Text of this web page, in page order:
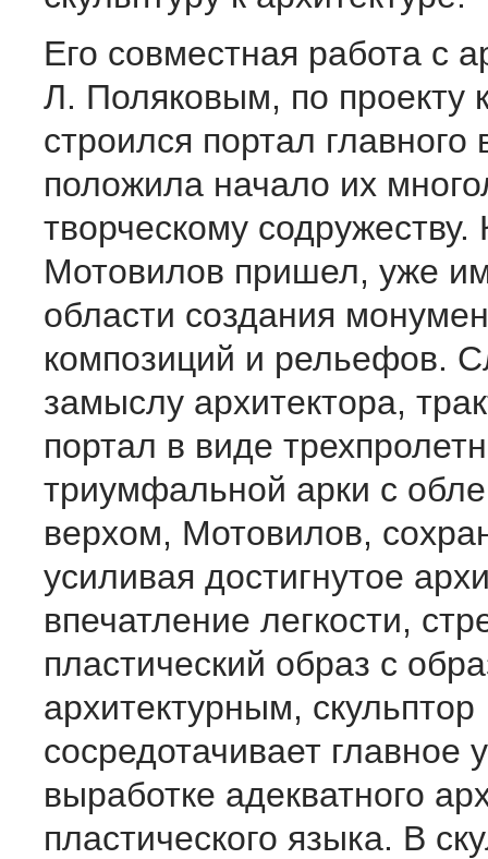
Его совместная работа с
Л. Поляковым, по проекту
строился портал главного
положила начало их
творческому содружеству.
Мотовилов пришел, уже
области создания
композиций и рельефов.
замыслу архитектора,
портал в виде
триумфальной арки с
верхом, Мотовилов,
усиливая достигнутое
впечатление легкости,
пластический образ с
архитектурным, скульптор
сосредотачивает главное
выработке адекватного
пластического языка. В